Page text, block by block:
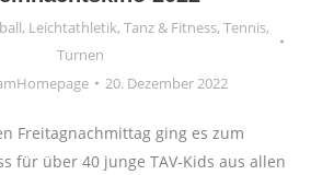
, Leichtathletik, Tanz & Fitness, Tennis,
Turnen
20. Dezember 2022
Freitagnachmittag ging es zum
für über 40 junge TAV-Kids aus allen